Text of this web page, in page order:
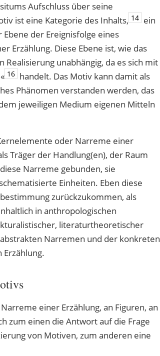
Aufschluss über seine
ist eine Kategorie des Inhalts, 14 ein
Ebene der Ereignisfolge eines
Erzählung. Diese Ebene ist, wie das
unabhängig, da es sich mit
16 handelt. Das Motiv kann damit als
Phänomen verstanden werden, das
jeweiligen Medium eigenen Mitteln
oder Narreme einer
Träger der Handlung(en), der Raum
Narreme gebunden, sie
Einheiten. Eben diese
zurückzukommen, als
in anthropologischen
literaturtheoretischer
Narremen und der konkreten
einer Erzählung, an Figuren, an
zum einen die Antwort auf die Frage
von Motiven, zum anderen eine